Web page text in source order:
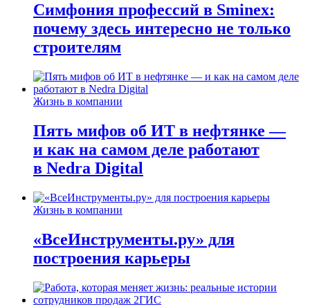
Симфония профессий в Sminex:
почему здесь интересно не только
строителям
Жизнь в компании
Пять мифов об ИТ в нефтянке —
и как на самом деле работают
в Nedra Digital
Жизнь в компании
«ВсеИнструменты.ру» для
построения карьеры